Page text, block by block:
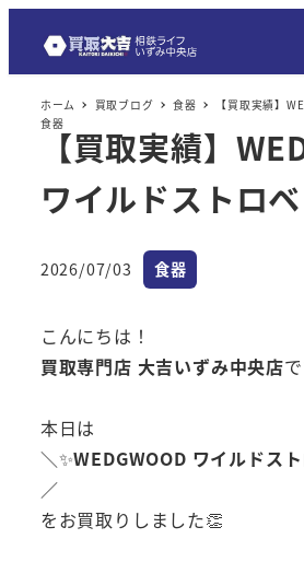
ホーム 買取ブログ 食器
【買取実績】
食器
【買取実績】
ワイルドストロ
投稿日
2026/07/03 カテゴリー
食器
こんにちは！
買取専門店 大吉いずみ中央店
本日は
＼✨WEDGWOOD ワイルドス
／
をお買取りしました👏